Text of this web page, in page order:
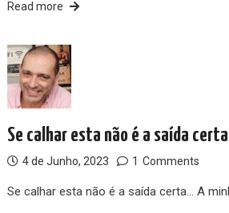
Read more
Se calhar esta não é a saída
4 de Junho, 2023 1 Comments
Se calhar esta não é a saída certa… A